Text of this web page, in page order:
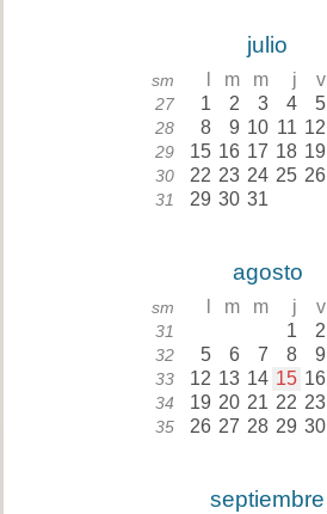
julio
sm m m j v
27 1 2 3 4 5
28 8 9 10 11 12
29 15 16 17 18 19
30 22 23 24 25 26
31 29 30 31
agosto
sm m m j v
31 1 2
32 5 6 7 8 9
33 12 13 14 15 16
34 19 20 21 22 23
35 26 27 28 29 30
septiembre